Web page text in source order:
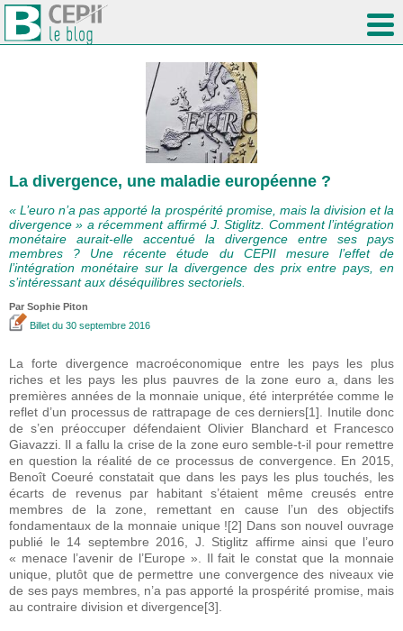
La divergence, une maladie européenne ?
« L’euro n’a pas apporté la prospérité promise, mais la division et la
divergence » a récemment affirmé J. Stiglitz. Comment l’intégration
monétaire aurait-elle accentué la divergence entre ses pays
membres ? Une récente étude du CEPII mesure l’effet de
l’intégration monétaire sur la divergence des prix entre pays, en
s’intéressant aux déséquilibres sectoriels.
Par Sophie Piton
Billet du 30 septembre 2016
La forte divergence macroéconomique entre les pays les plus
riches et les pays les plus pauvres de la zone euro a, dans les
premières années de la monnaie unique, été interprétée comme le
reflet d’un processus de rattrapage de ces derniers[1]. Inutile donc
de s’en préoccuper défendaient Olivier Blanchard et Francesco
Giavazzi. Il a fallu la crise de la zone euro semble-t-il pour remettre
en question la réalité de ce processus de convergence. En 2015,
Benoît Coeuré constatait que dans les pays les plus touchés, les
écarts de revenus par habitant s’étaient même creusés entre
membres de la zone, remettant en cause l’un des objectifs
fondamentaux de la monnaie unique ![2] Dans son nouvel ouvrage
publié le 14 septembre 2016, J. Stiglitz affirme ainsi que l’euro
« menace l’avenir de l’Europe ». Il fait le constat que la monnaie
unique, plutôt que de permettre une convergence des niveaux vie
de ses pays membres, n’a pas apporté la prospérité promise, mais
au contraire division et divergence[3].